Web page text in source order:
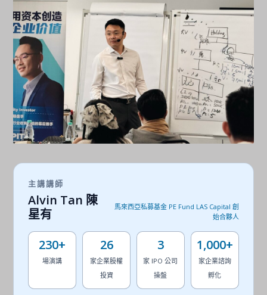
主講講師
Alvin Tan 陳
星有
馬來西亞私募基金 PE Fund LAS Capital 創
始合夥人
230+
場演講
26
家企業股權
投資
3
家 IPO 公司
操盤
1,000+
家企業諮詢
孵化